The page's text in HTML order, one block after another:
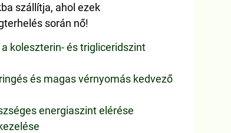
szállítja, ahol ezek
során nő!
koleszterin- és trigliceridszint
és magas vérnyomás kedvező
energiaszint elérése